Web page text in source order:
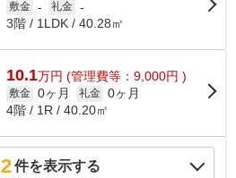
敷金 - 礼金 -
3階 / 1LDK / 40.28㎡
10.1万円 (管理費等：9,000円 )
敷金 0ヶ月 礼金 0ヶ月
4階 / 1R / 40.20㎡
2件を表示する